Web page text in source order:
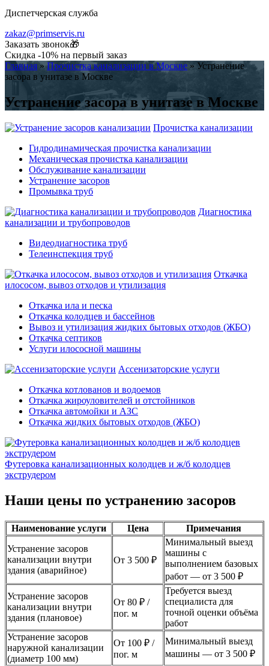
Диспетчерская служба
zakaz@primservis.ru
Заказать звонок🎁
Скидка -10% на первый заказ
Главная»Прочистка канализации в Москве » Устранение
засора в унитазе в Москве
Устранение засора в унитазе в Москве
Прочистка канализации
Гидродинамическая прочистка канализации
Механическая прочистка канализации
Обслуживание канализации
Устранение засоров
Промывка труб
Диагностика
канализации и трубопроводов
Видеодиагностика труб
Телеинспекция труб
Откачка
илососом, вывоз отходов и утилизация
Откачка ила и песка
Откачка колодцев и бассейнов
Вывоз и утилизация жидких бытовых отходов (ЖБО)
Откачка септиков
Услуги илососной машины
Ассенизаторские услуги
Откачка котлованов и водоемов
Откачка жироуловителей и отстойников
Откачка автомойки и АЗС
Откачка жидких бытовых отходов (ЖБО)
Футеровка канализационных колодцев и ж/б колодцев
экструдером
Наши цены по устранению засоров
Наименование услуги Цена
Примечания
Устранение засоров
канализации внутри
здания (аварийное)
От 3 500 ₽
Минимальный выезд
машины с
выполнением базовых
работ — от 3 500 ₽
Устранение засоров
канализации внутри
здания (плановое)
От 80 ₽ /
пог. м
Требуется выезд
специалиста для
точной оценки объёма
работ
Устранение засоров
наружной канализации
(диаметр 100 мм)
От 100 ₽ /
пог. м
Минимальный выезд
машины — от 3 500 ₽